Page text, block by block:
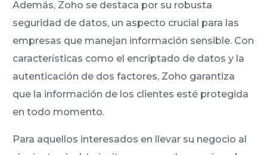
Además, Zoho se destaca por su robusta
seguridad de datos, un aspecto crucial para las
empresas que manejan información sensible. Con
características como el encriptado de datos y la
autenticación de dos factores, Zoho garantiza
que la información de los clientes esté protegida
en todo momento.
Para aquellos interesados en llevar su negocio al